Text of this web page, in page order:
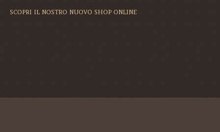
SCOPRI IL NOSTRO NUOVO SHOP ONLINE